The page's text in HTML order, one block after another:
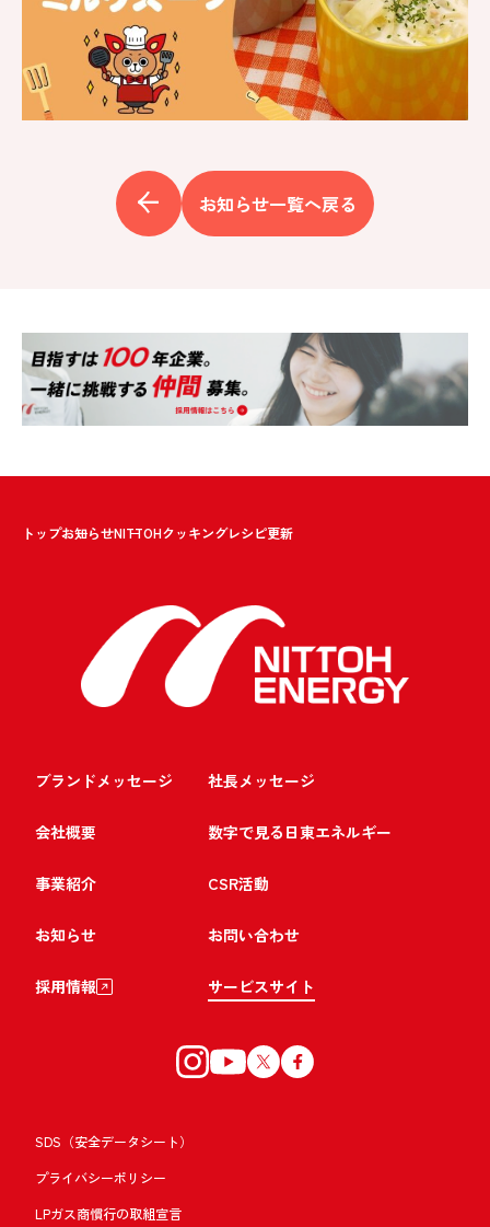
お知らせ一覧へ戻る
トップお知らせNITTOHクッキングレシピ更新
ブランドメッセージ 社長メッセージ
会社概要 数字で見る日東エネルギー
事業紹介 CSR活動
お知らせ お問い合わせ
採用情報 サービスサイト
SDS（安全データシート）
プライバシーポリシー
LPガス商慣行の取組宣言